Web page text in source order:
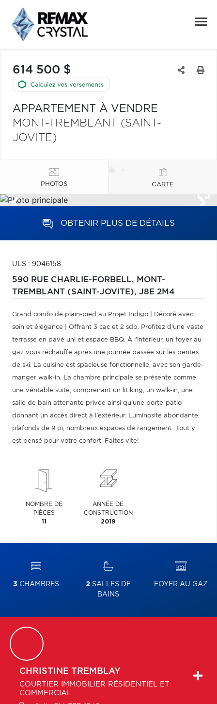
614 500 $
APPARTEMENT À VENDRE
MONT-TREMBLANT (SAINT-
JOVITE)
PHOTOS CARTE
OBTENIR PLUS DE DÉTAILS
ULS : 9046158
590 RUE CHARLIE-FORBELL, MONT-
TREMBLANT (SAINT-JOVITE), J8E 2M4
Grand condo de plain-pied au Projet Indigo | Décoré avec
soin et élégance | Offrant 3 cac et 2 sdb. Profitez d'une vaste
terrasse en pavé uni et espace BBQ. À l'intérieur, un foyer au
gaz vous réchauffe après une journée passée sur les pentes
de ski. La cuisine est spacieuse fonctionnelle, avec son garde-
manger walk-in. La chambre principale se présente comme
une véritable suite, comprenant un lit king, un walk-in, une
salle de bain attenante privée ainsi qu'une porte-patio
donnant un accès direct à l'extérieur. Luminosité abondante,
plafonds de 9 pi, nombreux espaces de rangement : tout y
est pensé pour votre confort. Faites vite!
NOMBRE DE
PIÈCES
11
ANNÉE DE
CONSTRUCTION
2019
3 CHAMBRES 2 SALLES DE
BAINS
FOYER AU GAZ
CHRISTINE TREMBLAY
COURTIER IMMOBILIER RÉSIDENTIEL ET
COMMERCIAL